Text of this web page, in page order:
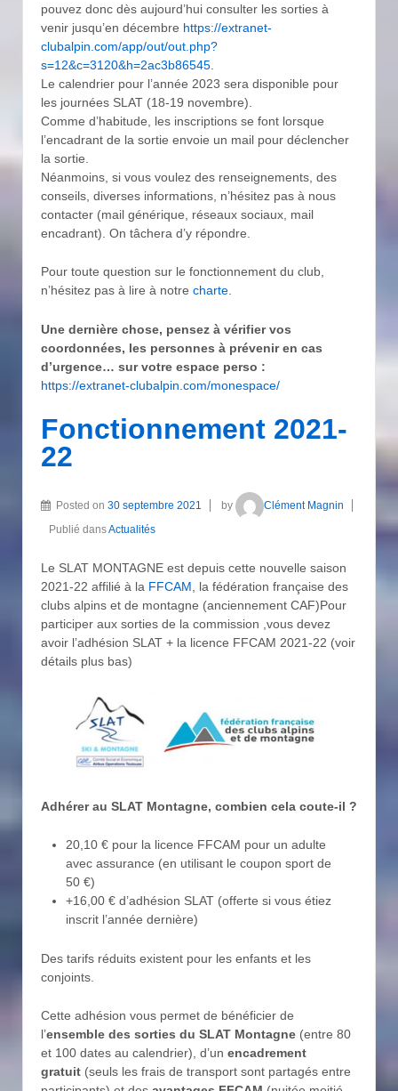
pouvez donc dès aujourd’hui consulter les sorties à
venir jusqu’en décembre https://extranet-
clubalpin.com/app/out/out.php?
s=12&c=3120&h=2ac3b86545
Le calendrier pour l’année 2023 sera disponible pour
les journées SLAT (18-19 novembre).
Comme d’habitude, les inscriptions se font lorsque
l’encadrant de la sortie envoie un mail pour déclencher
la sortie.
Néanmoins, si vous voulez des renseignements, des
conseils, diverses informations, n’hésitez pas à nous
contacter (mail générique, réseaux sociaux, mail
encadrant). On tâchera d’y répondre.
Pour toute question sur le fonctionnement du club,
n’hésitez pas à lire à notre charte.
Une dernière chose, pensez à vérifier vos
coordonnées, les personnes à prévenir en cas
d’urgence… sur votre espace perso :
https://extranet-clubalpin.com/monespace/
Fonctionnement 2021-
22
Posted on 30 septembre 2021 by
Clément Magnin
Publié dansActualités
Le SLAT MONTAGNE est depuis cette nouvelle saison
2021-22 affilié à la FFCAM, la fédération française des
clubs alpins et de montagne (anciennement CAF)Pour
participer aux sorties de la commission ,vous devez
avoir l’adhésion SLAT + la licence FFCAM 2021-22 (voir
détails plus bas)
Adhérer au SLAT Montagne, combien cela coute-il ?
20,10 € pour la licence FFCAM pour un adulte
avec assurance (en utilisant le coupon sport de
50 €)
+16,00 € d’adhésion SLAT (offerte si vous étiez
inscrit l’année dernière)
Des tarifs réduits existent pour les enfants et les
conjoints.
Cette adhésion vous permet de bénéficier de
l’ensemble des sorties du SLAT Montagne (entre 80
et 100 dates au calendrier), d’un encadrement
gratuit (seuls les frais de transport sont partagés entre